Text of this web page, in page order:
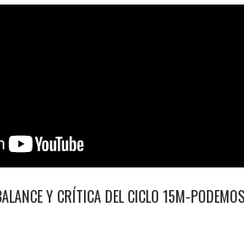
Y CRÍTICA DEL CICLO 15M-PODEMOS